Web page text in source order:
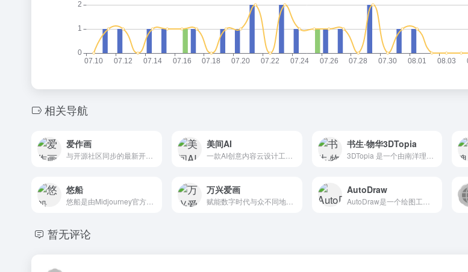
相关导航
爱作画 美间AI 书生·物华3DTopia
悠船 万兴爱画
赋能数字时代与众不同地创意表达
AutoDraw
暂无评论